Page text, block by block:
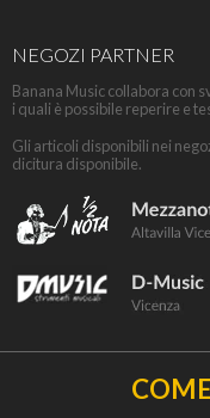
NEGOZI PARTNER
Banana Music collabora con
i quali è possibile reperire e
Gli articoli disponibili nei
dicitura disponibile.